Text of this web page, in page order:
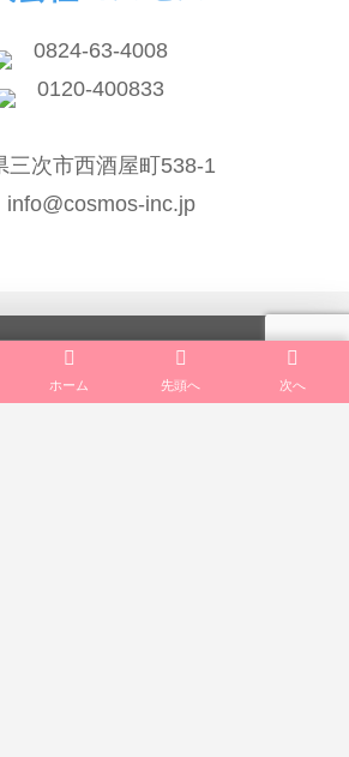
0824-63-4008
0120-400833
三次市西酒屋町538-1
inc.jp
TOP
ホーム 先頭へ 次へ